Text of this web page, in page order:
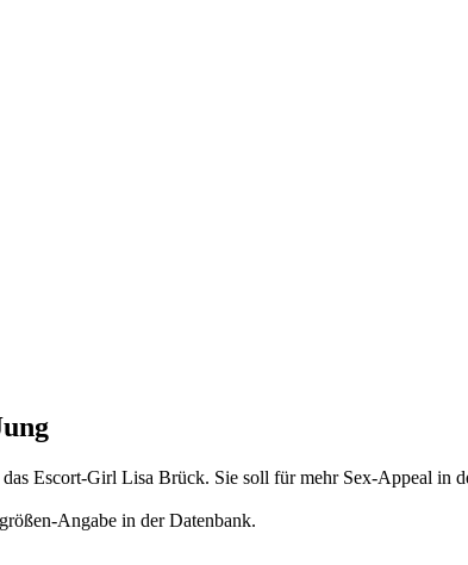
Escort-Girl Lisa Brück. Sie soll für mehr Sex-Appeal in
Angabe in der Datenbank.